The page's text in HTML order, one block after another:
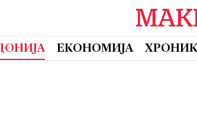
ЕКОНОМИЈА